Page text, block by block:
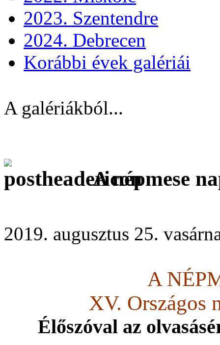
2023. Szentendre
2024. Debrecen
Korábbi évek galériái
A galériákból...
A népmese
2019. augusztus 25.
A
XV. Országos
Élőszóval az